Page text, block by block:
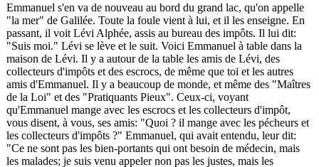
Emmanuel s'en va de nouveau au bord du grand lac, qu'on appelle
"la mer" de Galilée. Toute la foule vient à lui, et il les enseigne. En
passant, il voit Lévi Alphée, assis au bureau des impôts. Il lui dit:
"Suis moi." Lévi se lève et le suit. Voici Emmanuel à table dans la
maison de Lévi. Il y a autour de la table les amis de Lévi, des
collecteurs d'impôts et des escrocs, de même que toi et les autres
amis d'Emmanuel. Il y a beaucoup de monde, et même des "Maîtres
de la Loi" et des "Pratiquants Pieux". Ceux-ci, voyant
qu'Emmanuel mange avec les escrocs et les collecteurs d'impôt,
vous disent, à vous, ses amis: "Quoi ? il mange avec les pécheurs et
les collecteurs d'impôts ?" Emmanuel, qui avait entendu, leur dit:
"Ce ne sont pas les bien-portants qui ont besoin de médecin, mais
les malades; je suis venu appeler non pas les justes, mais les